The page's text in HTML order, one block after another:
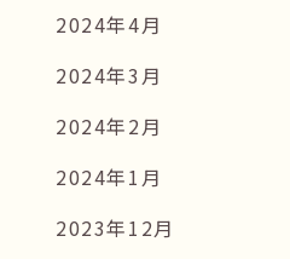
2024年4月
2024年3月
2024年2月
2024年1月
2023年12月